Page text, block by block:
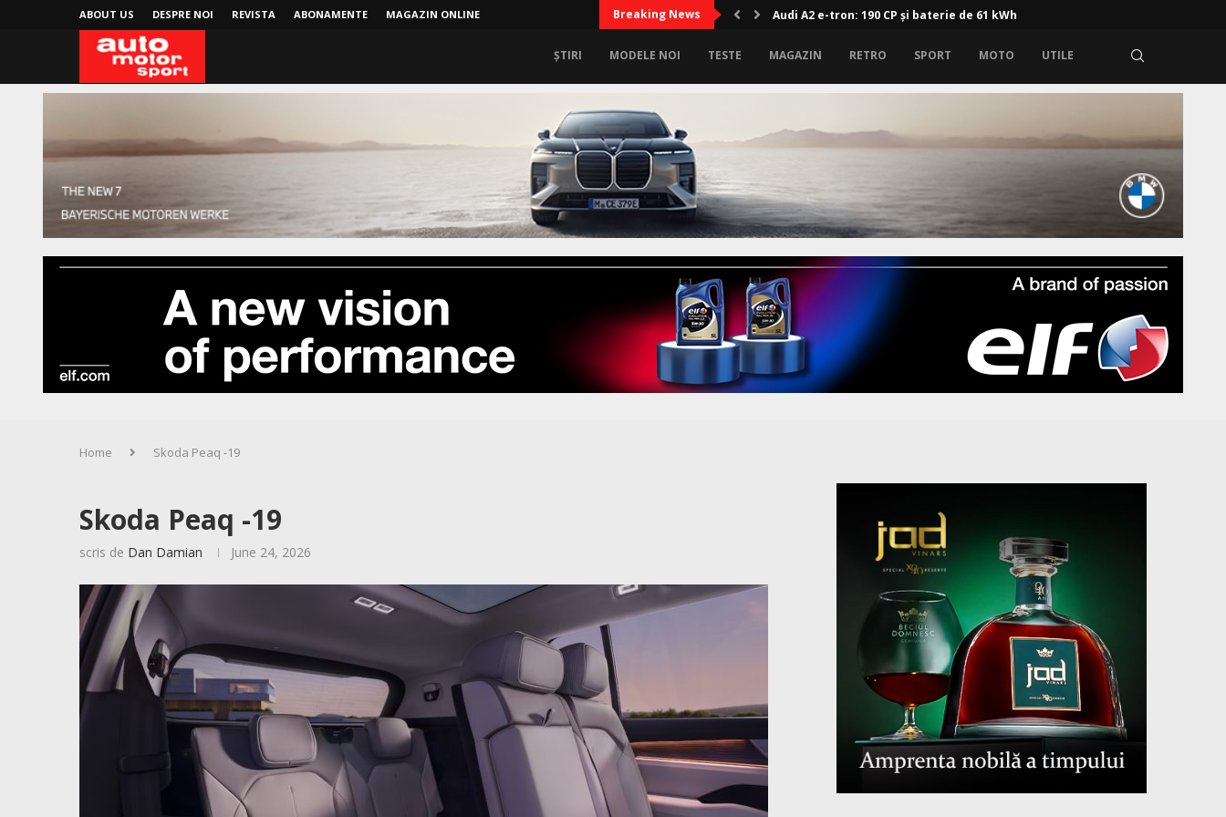
ABOUT US DESPRE NOI REVISTA ABONAMENTE MAGAZIN ONLINE Breaking News Audi A2 e-tron: 190 CP și baterie de 61 kWh
ȘTIRI MODELE NOI TESTE MAGAZIN RETRO SPORT MOTO UTILE
Home Skoda Peaq -19
Skoda Peaq -19
scris de Dan Damian June 24, 2026